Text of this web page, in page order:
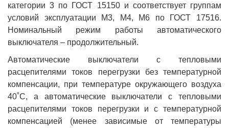
категории 3 по ГОСТ 15150 и соответствует группам
условий эксплуатации М3, М4, М6 по ГОСТ 17516.
Номинальный режим работы автоматического
выключателя – продолжительный.
Автоматические выключатели с тепловыми
расцепителями токов перегрузки без температурной
компенсации, при температуре окружающего воздуха
40˚С, а автоматические выключатели с тепловыми
расцепителями токов перегрузки и с температурной
компенсацией (менее зависимые от температуры